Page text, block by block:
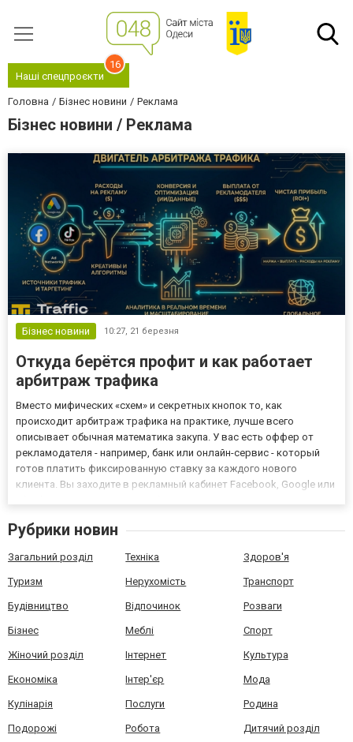
Наші спецпроєкти
16
Головна Бізнес новини Реклама
Бізнес новини / Реклама
Бізнес новини 10:27, 21 березня
Откуда берётся профит и как работает
арбитраж трафика
Вместо мифических «схем» и секретных кнопок то, как
происходит арбитраж трафика на практике, лучше всего
описывает обычная математика закупа. У вас есть оффер от
рекламодателя - например, банк или онлайн-сервис - который
готов платить фиксированную ставку за каждого нового
клиента. Вы заходите в рекламный кабинет Facebook, Google или
маржа напря...
Рубрики новин
Загальний розділ Техніка Здоров'я
Туризм Нерухомість Транспорт
Будівництво Відпочинок Розваги
Бізнес Меблі Спорт
Жіночий розділ Інтернет Культура
Економіка Інтер'єр Мода
Кулінарія Послуги Родина
Подорожі Робота Дитячий розділ